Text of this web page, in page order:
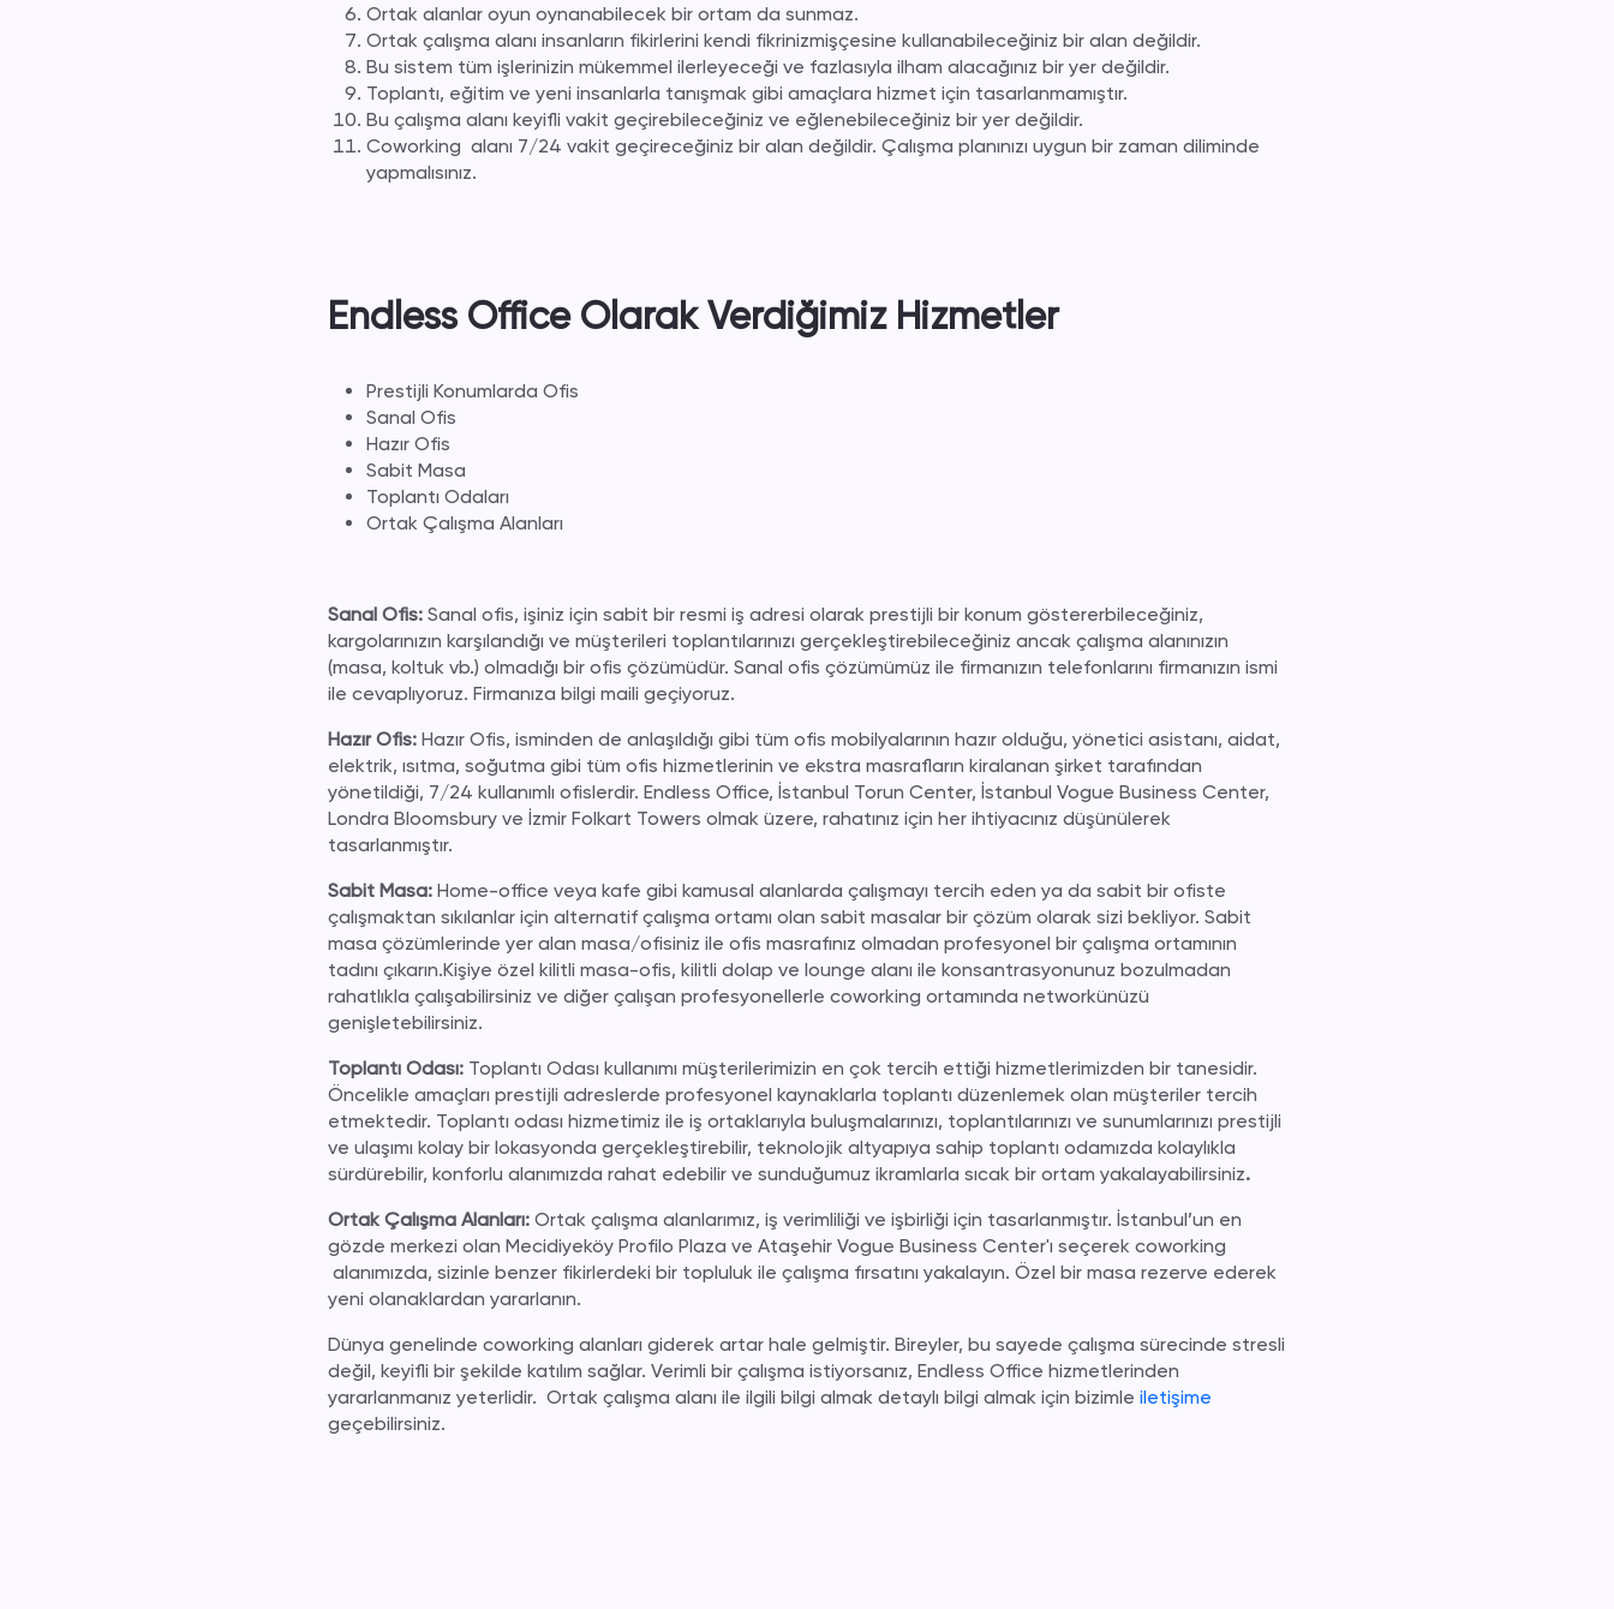
Ortak alanlar oyun oynanabilecek bir ortam da sunmaz.
Ortak çalışma alanı insanların fikirlerini kendi fikrinizmişçesine kullanabileceğiniz bir alan değildir.
Bu sistem tüm işlerinizin mükemmel ilerleyeceği ve fazlasıyla ilham alacağınız bir yer değildir.
Toplantı, eğitim ve yeni insanlarla tanışmak gibi amaçlara hizmet için tasarlanmamıştır.
Bu çalışma alanı keyifli vakit geçirebileceğiniz ve eğlenebileceğiniz bir yer değildir.
Coworking alanı 7/24 vakit geçireceğiniz bir alan değildir. Çalışma planınızı uygun bir zaman diliminde
yapmalısınız.
Endless Office Olarak Verdiğimiz Hizmetler
Prestijli Konumlarda Ofis
Sanal Ofis
Hazır Ofis
Sabit Masa
Toplantı Odaları
Ortak Çalışma Alanları
Sanal Ofis: Sanal ofis, işiniz için sabit bir resmi iş adresi olarak prestijli bir konum göstererbileceğiniz,
kargolarınızın karşılandığı ve müşterileri toplantılarınızı gerçekleştirebileceğiniz ancak çalışma alanınızın
(masa, koltuk vb.) olmadığı bir ofis çözümüdür. Sanal ofis çözümümüz ile firmanızın telefonlarını firmanızın ismi
ile cevaplıyoruz. Firmanıza bilgi maili geçiyoruz.
Hazır Ofis: Hazır Ofis, isminden de anlaşıldığı gibi tüm ofis mobilyalarının hazır olduğu, yönetici asistanı, aidat,
elektrik, ısıtma, soğutma gibi tüm ofis hizmetlerinin ve ekstra masrafların kiralanan şirket tarafından
yönetildiği, 7/24 kullanımlı ofislerdir. Endless Office, İstanbul Torun Center, İstanbul Vogue Business Center,
Londra Bloomsbury ve İzmir Folkart Towers olmak üzere, rahatınız için her ihtiyacınız düşünülerek
tasarlanmıştır.
Sabit Masa: Home-office veya kafe gibi kamusal alanlarda çalışmayı tercih eden ya da sabit bir ofiste
çalışmaktan sıkılanlar için alternatif çalışma ortamı olan sabit masalar bir çözüm olarak sizi bekliyor. Sabit
masa çözümlerinde yer alan masa/ofisiniz ile ofis masrafınız olmadan profesyonel bir çalışma ortamının
tadını çıkarın.Kişiye özel kilitli masa-ofis, kilitli dolap ve lounge alanı ile konsantrasyonunuz bozulmadan
rahatlıkla çalışabilirsiniz ve diğer çalışan profesyonellerle coworking ortamında networkünüzü
genişletebilirsiniz.
Toplantı Odası: Toplantı Odası kullanımı müşterilerimizin en çok tercih ettiği hizmetlerimizden bir tanesidir.
Öncelikle amaçları prestijli adreslerde profesyonel kaynaklarla toplantı düzenlemek olan müşteriler tercih
etmektedir. Toplantı odası hizmetimiz ile iş ortaklarıyla buluşmalarınızı, toplantılarınızı ve sunumlarınızı prestijli
ve ulaşımı kolay bir lokasyonda gerçekleştirebilir, teknolojik altyapıya sahip toplantı odamızda kolaylıkla
sürdürebilir, konforlu alanımızda rahat edebilir ve sunduğumuz ikramlarla sıcak bir ortam yakalayabilirsiniz.
Ortak Çalışma Alanları: Ortak çalışma alanlarımız, iş verimliliği ve işbirliği için tasarlanmıştır. İstanbul’un en
gözde merkezi olan Mecidiyeköy Profilo Plaza ve Ataşehir Vogue Business Center'ı seçerek coworking
alanımızda, sizinle benzer fikirlerdeki bir topluluk ile çalışma fırsatını yakalayın. Özel bir masa rezerve ederek
yeni olanaklardan yararlanın.
Dünya genelinde coworking alanları giderek artar hale gelmiştir. Bireyler, bu sayede çalışma sürecinde stresli
değil, keyifli bir şekilde katılım sağlar. Verimli bir çalışma istiyorsanız, Endless Office hizmetlerinden
yararlanmanız yeterlidir. Ortak çalışma alanı ile ilgili bilgi almak detaylı bilgi almak için bizimle iletişime
geçebilirsiniz.